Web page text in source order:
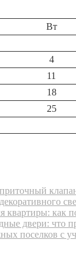
Вт
4
11
18
25
квартиры: как
двери: что
поселков с